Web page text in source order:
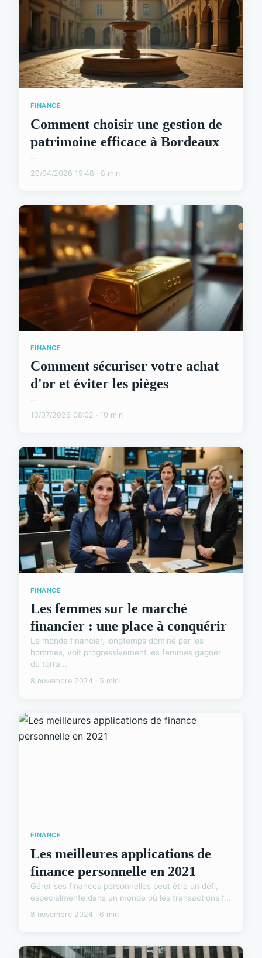
FINANCE
Comment choisir une gestion de
patrimoine efficace à Bordeaux
...
20/04/2026 19:48 · 8 min
FINANCE
Comment sécuriser votre achat
d'or et éviter les pièges
...
13/07/2026 08:02 · 10 min
FINANCE
Les femmes sur le marché
financier : une place à conquérir
Le monde financier, longtemps dominé par les
hommes, voit progressivement les femmes gagner
du terra...
8 novembre 2024 · 5 min
FINANCE
Les meilleures applications de
finance personnelle en 2021
Gérer ses finances personnelles peut être un défi,
especialmente dans un monde où les transactions f...
8 novembre 2024 · 6 min